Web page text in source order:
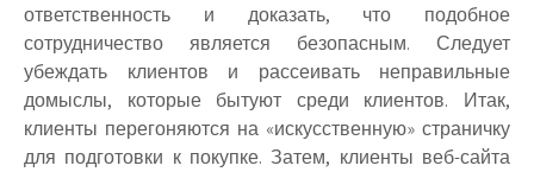
ответственность и доказать, что подобное
сотрудничество является безопасным. Следует
убеждать клиентов и рассеивать неправильные
домыслы, которые бытуют среди клиентов. Итак,
клиенты перегоняются на «искусственную» страничку
для подготовки к покупке. Затем, клиенты веб-сайта